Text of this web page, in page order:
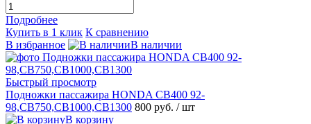
Подробнее
Купить в 1 клик К сравнению
В избранное
В наличии
Быстрый просмотр
Подножки пассажира HONDA CB400 92-
98,CB750,CB1000,CB1300 800 руб. / шт
В корзину